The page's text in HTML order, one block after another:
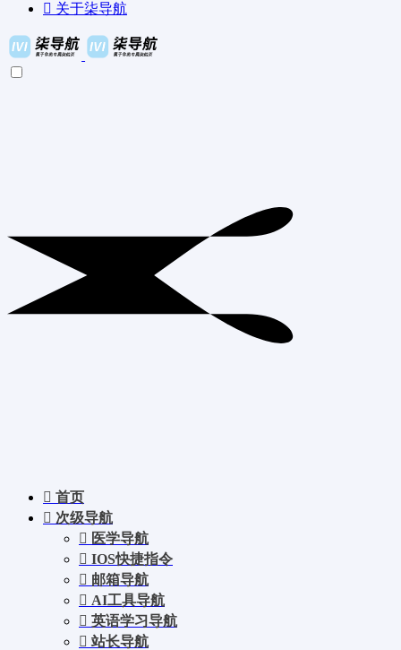
关于柒导航
首页
次级导航
医学导航
IOS快捷指令
邮箱导航
AI工具导航
英语学习导航
站长导航